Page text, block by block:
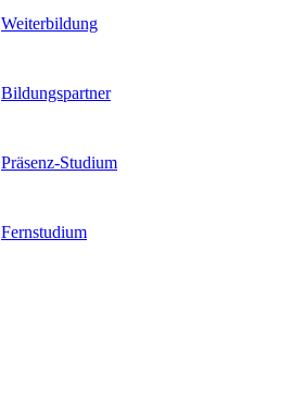
Weiterbildung
Bildungspartner
Präsenz-Studium
Fernstudium